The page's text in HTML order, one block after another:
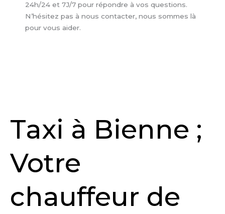
24h/24 et 7J/7 pour répondre à vos questions.
N’hésitez pas à nous contacter, nous sommes là
pour vous aider.
Taxi à Bienne ;
Votre
chauffeur de